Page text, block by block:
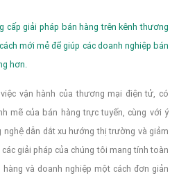
cấp giải pháp bán hàng trên kênh thương
mới mẻ để giúp các doanh nghiệp bán
hơn.
vận hành của thương mại điện tử, có
mẽ của bán hàng trực tuyến, cùng với ý
nghệ dẫn dắt xu hướng thị trường và giảm
giải pháp của chúng tôi mang tính toàn
và doanh nghiệp một cách đơn giản